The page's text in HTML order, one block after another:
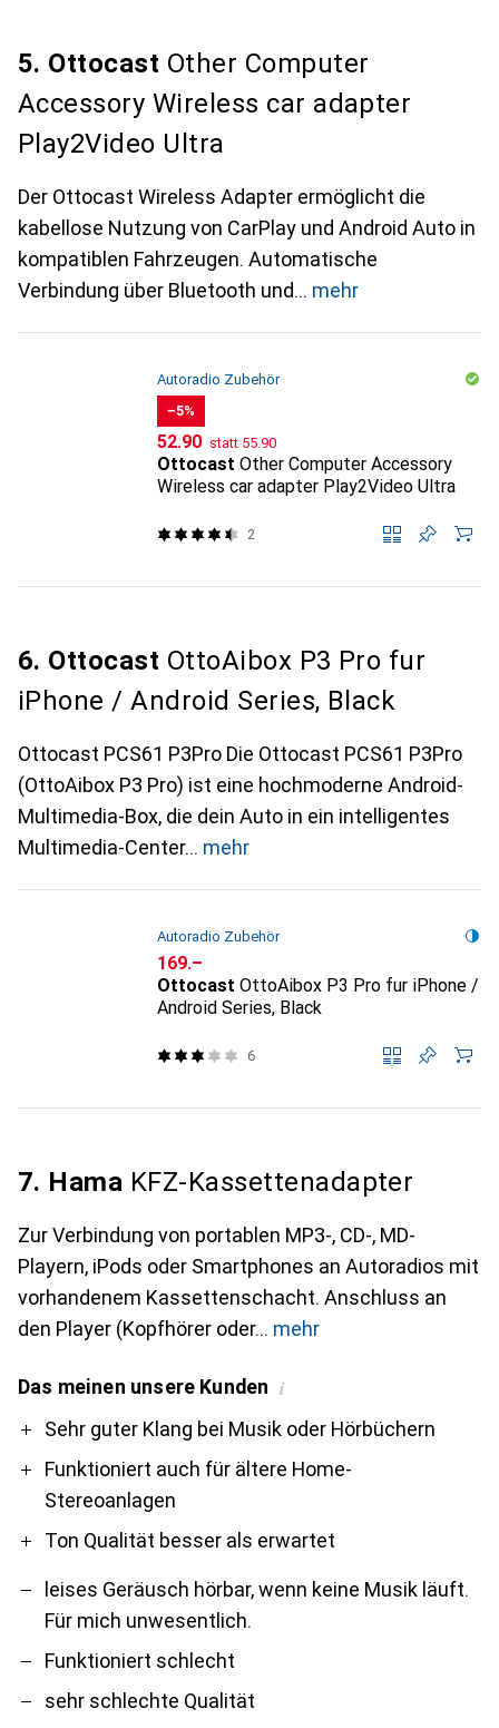
5. Ottocast Other Computer
Accessory Wireless car adapter
Play2Video Ultra
Der Ottocast Wireless Adapter ermöglicht die
kabellose Nutzung von CarPlay und Android Auto in
kompatiblen Fahrzeugen. Automatische
Verbindung über Bluetooth und
mehr
Autoradio Zubehör
−5%
CHF
52.90 statt CHF
55.90
Ottocast Other Computer Accessory
Wireless car adapter Play2Video Ultra
2
6. Ottocast OttoAibox P3 Pro fur
iPhone / Android Series, Black
Ottocast PCS61 P3Pro Die Ottocast PCS61 P3Pro
(OttoAibox P3 Pro) ist eine hochmoderne Android-
Multimedia-Box, die dein Auto in ein intelligentes
Multimedia-Center
mehr
Autoradio Zubehör
CHF
169.–
Ottocast OttoAibox P3 Pro fur iPhone /
Android Series, Black
6
7. Hama KFZ-Kassettenadapter
Zur Verbindung von portablen MP3-, CD-, MD-
Playern, iPods oder Smartphones an Autoradios mit
vorhandenem Kassettenschacht. Anschluss an
den Player (Kopfhörer oder
mehr
Das meinen unsere Kunden i
ProSehr guter Klang bei Musik oder Hörbüchern
Funktioniert auch für ältere Home-
Stereoanlagen
Ton Qualität besser als erwartet
Contra
leises Geräusch hörbar, wenn keine Musik läuft.
Für mich unwesentlich.
Funktioniert schlecht
sehr schlechte Qualität